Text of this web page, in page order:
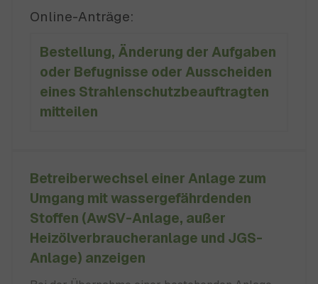
schnellstmöglich mitteilen. Sie müssen der
zuständigen Behörde auch schnellstmöglich
mitteilen, wenn kein Strahlenschutzgesetz
(StrlSchG):
Online-Anträge:
Bestellung, Änderung der Aufgaben
oder Befugnisse oder Ausscheiden
eines Strahlenschutzbeauftragten
mitteilen
Betreiberwechsel einer Anlage zum
Umgang mit wassergefährdenden
Stoffen (AwSV-Anlage, außer
Heizölverbraucheranlage und JGS-
Anlage) anzeigen